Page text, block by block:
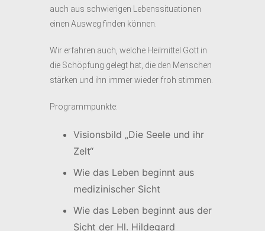
auch aus schwierigen Lebenssituationen
einen Ausweg finden können.
Wir erfahren auch, welche Heilmittel Gott in
die Schöpfung gelegt hat, die den Menschen
stärken und ihn immer wieder froh stimmen.
Programmpunkte:
Visionsbild „Die Seele und ihr
Zelt“
Wie das Leben beginnt aus
medizinischer Sicht
Wie das Leben beginnt aus der
Sicht der Hl. Hildegard